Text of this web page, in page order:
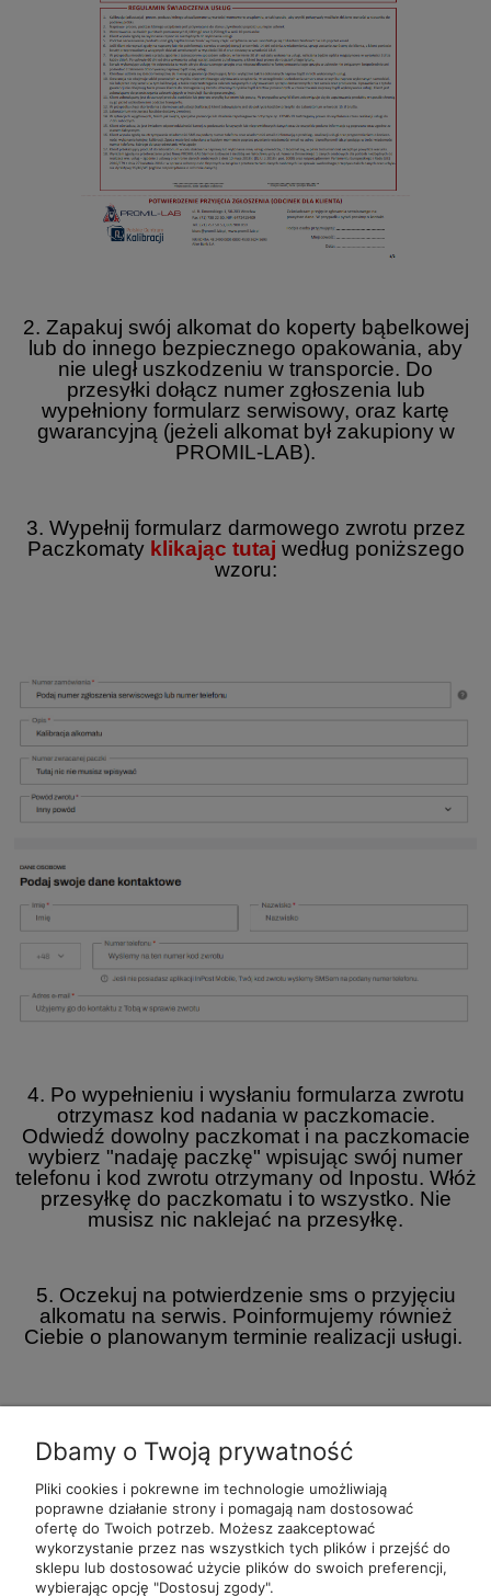
2. Zapakuj swój alkomat do koperty bąbelkowej
lub do innego bezpiecznego opakowania, aby
nie uległ uszkodzeniu w transporcie. Do
przesyłki dołącz numer zgłoszenia lub
wypełniony formularz serwisowy, oraz kartę
gwarancyjną (jeżeli alkomat był zakupiony w
PROMIL-LAB).
3. Wypełnij formularz darmowego zwrotu przez
Paczkomaty klikając tutaj według poniższego
wzoru:
4. Po wypełnieniu i wysłaniu formularza zwrotu
otrzymasz kod nadania w paczkomacie.
Odwiedź dowolny paczkomat i na paczkomacie
wybierz "nadaję paczkę" wpisując swój numer
telefonu i kod zwrotu otrzymany od Inpostu. Włóż
przesyłkę do paczkomatu i to wszystko. Nie
musisz nic naklejać na przesyłkę.
5. Oczekuj na potwierdzenie sms o przyjęciu
alkomatu na serwis. Poinformujemy również
Ciebie o planowanym terminie realizacji usługi.
POMOC
POLECANE
ALKOMATY
BĄDŹ NA
BIEŻĄCO
Dbamy o Twoją prywatność
Pliki cookies i pokrewne im technologie umożliwiają
poprawne działanie strony i pomagają nam dostosować
ofertę do Twoich potrzeb. Możesz zaakceptować
wykorzystanie przez nas wszystkich tych plików i przejść do
sklepu lub dostosować użycie plików do swoich preferencji,
wybierając opcję "Dostosuj zgody".